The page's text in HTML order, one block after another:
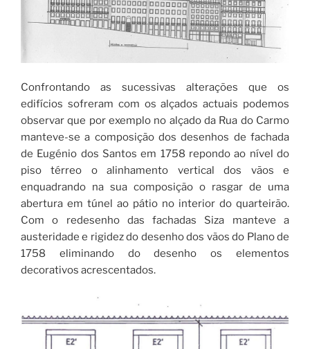
Confrontando as sucessivas alterações que os
edifícios sofreram com os alçados actuais podemos
observar que por exemplo no alçado da Rua do Carmo
manteve-se a composição dos desenhos de fachada
de Eugénio dos Santos em 1758 repondo ao nível do
piso térreo o alinhamento vertical dos vãos e
enquadrando na sua composição o rasgar de uma
abertura em túnel ao pátio no interior do quarteirão.
Com o redesenho das fachadas Siza manteve a
austeridade e rigidez do desenho dos vãos do Plano de
1758 eliminando do desenho os elementos
decorativos acrescentados.